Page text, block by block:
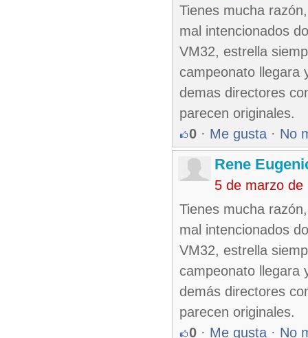
Tienes mucha
mal intencionados
VM32, estrella
campeonato llegara
demas directores
parecen originales.
0 · Me gusta · No
Rene
5 de marzo de
Tienes mucha
mal intencionados
VM32, estrella
campeonato llegara
demás directores
parecen originales.
0 · Me gusta · No